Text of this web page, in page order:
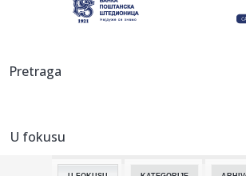
17:38:Zvezdin bratski klub doveo Albanca!
vozača
17:31:
Pretraga
U fokusu